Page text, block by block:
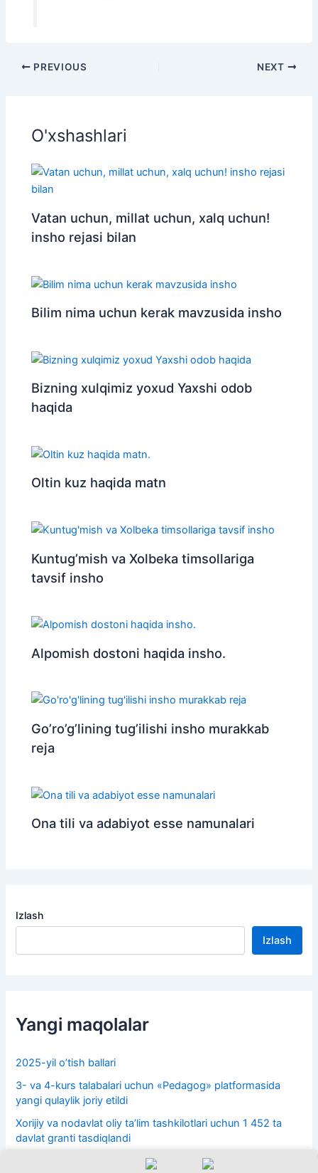
PREVIOUS NEXT
O'xshashlari
Vatan uchun, millat uchun, xalq uchun!
insho rejasi bilan
Bilim nima uchun kerak mavzusida insho
Bizning xulqimiz yoxud Yaxshi odob
haqida
Oltin kuz haqida matn
Kuntug’mish va Xolbeka timsollariga
tavsif insho
Alpomish dostoni haqida insho.
Go’ro’g’lining tug’ilishi insho murakkab
reja
Ona tili va adabiyot esse namunalari
Izlash
Izlash
Yangi maqolalar
2025-yil o’tish ballari
3- va 4-kurs talabalari uchun «Pedagog» platformasida
yangi qulaylik joriy etildi
Xorijiy va nodavlat oliy taʼlim tashkilotlari uchun 1 452 ta
davlat granti tasdiqlandi
Uchinchi kun 16-iyul test natijalari e’lon qilindi